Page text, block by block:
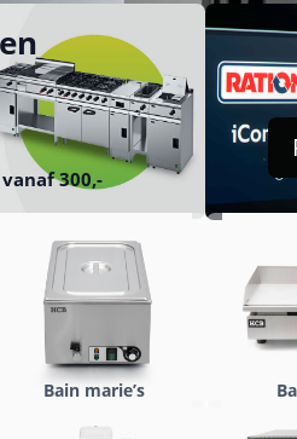
300,-
Bain marie’s